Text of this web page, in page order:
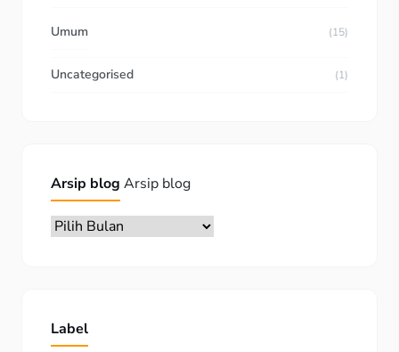
Umum (15)
Uncategorised (1)
Arsip blog Arsip blog
Label